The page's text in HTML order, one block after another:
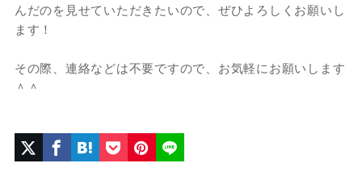
んだのを見せていただきたいので、ぜひよろしくお願いし
ます！
その際、連絡などは不要ですので、お気軽にお願いします
＾＾